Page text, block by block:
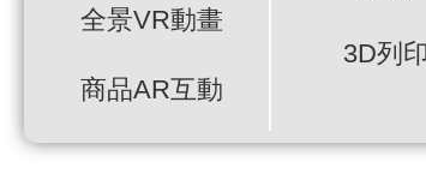
全景VR動畫
商品AR互動
3D列印